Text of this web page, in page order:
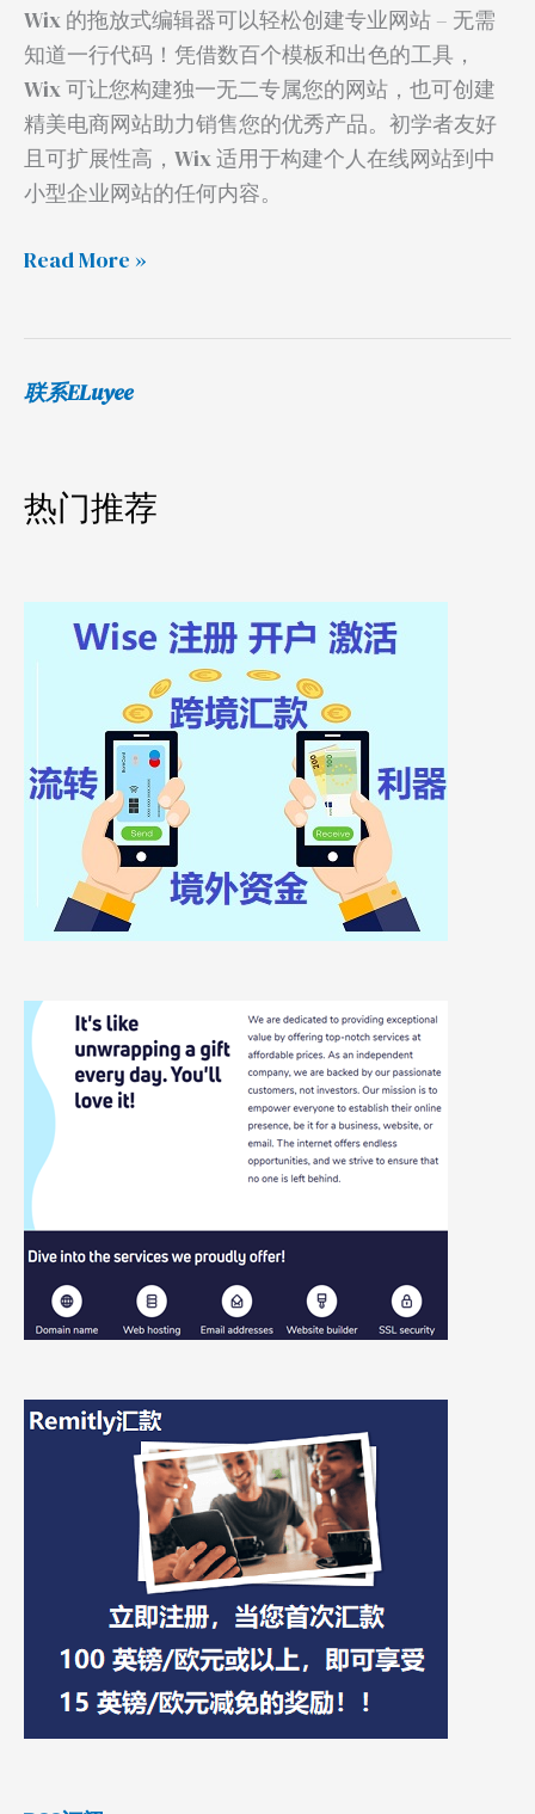
Wix 的拖放式编辑器可以轻松创建专业网站 – 无需
知道一行代码！凭借数百个模板和出色的工具，
Wix 可让您构建独一无二专属您的网站，也可创建
精美电商网站助力销售您的优秀产品。初学者友好
且可扩展性高，Wix 适用于构建个人在线网站到中
小型企业网站的任何内容。
建
设
工
具，
一
键
建
Read More »
联系ELuyee
热门推荐